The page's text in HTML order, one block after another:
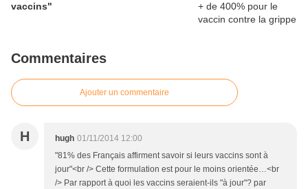
vaccins"
Commentaires
Ajouter un commentaire
H hugh 01/11/2014 12:00
"81% des Français affirment savoir si leurs vaccins sont à
jour"<br /> Cette formulation est pour le moins orientée…<br
/> Par rapport à quoi les vaccins seraient-ils "à jour"? par